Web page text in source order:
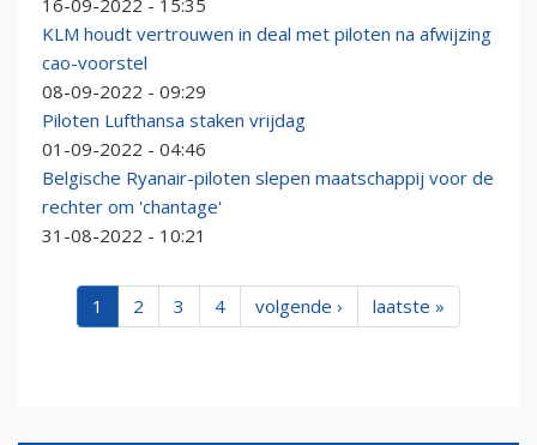
16-09-2022 - 15:35
KLM houdt vertrouwen in deal met piloten na afwijzing
cao-voorstel
08-09-2022 - 09:29
Piloten Lufthansa staken vrijdag
01-09-2022 - 04:46
Belgische Ryanair-piloten slepen maatschappij voor de
rechter om 'chantage'
31-08-2022 - 10:21
1 2 3 4 volgende › laatste »